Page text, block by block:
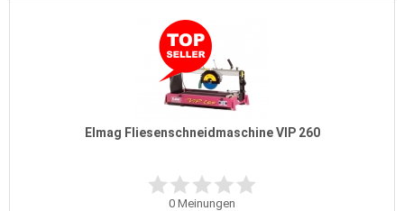
Elmag Fliesenschneidmaschine VIP 260
0 Meinungen